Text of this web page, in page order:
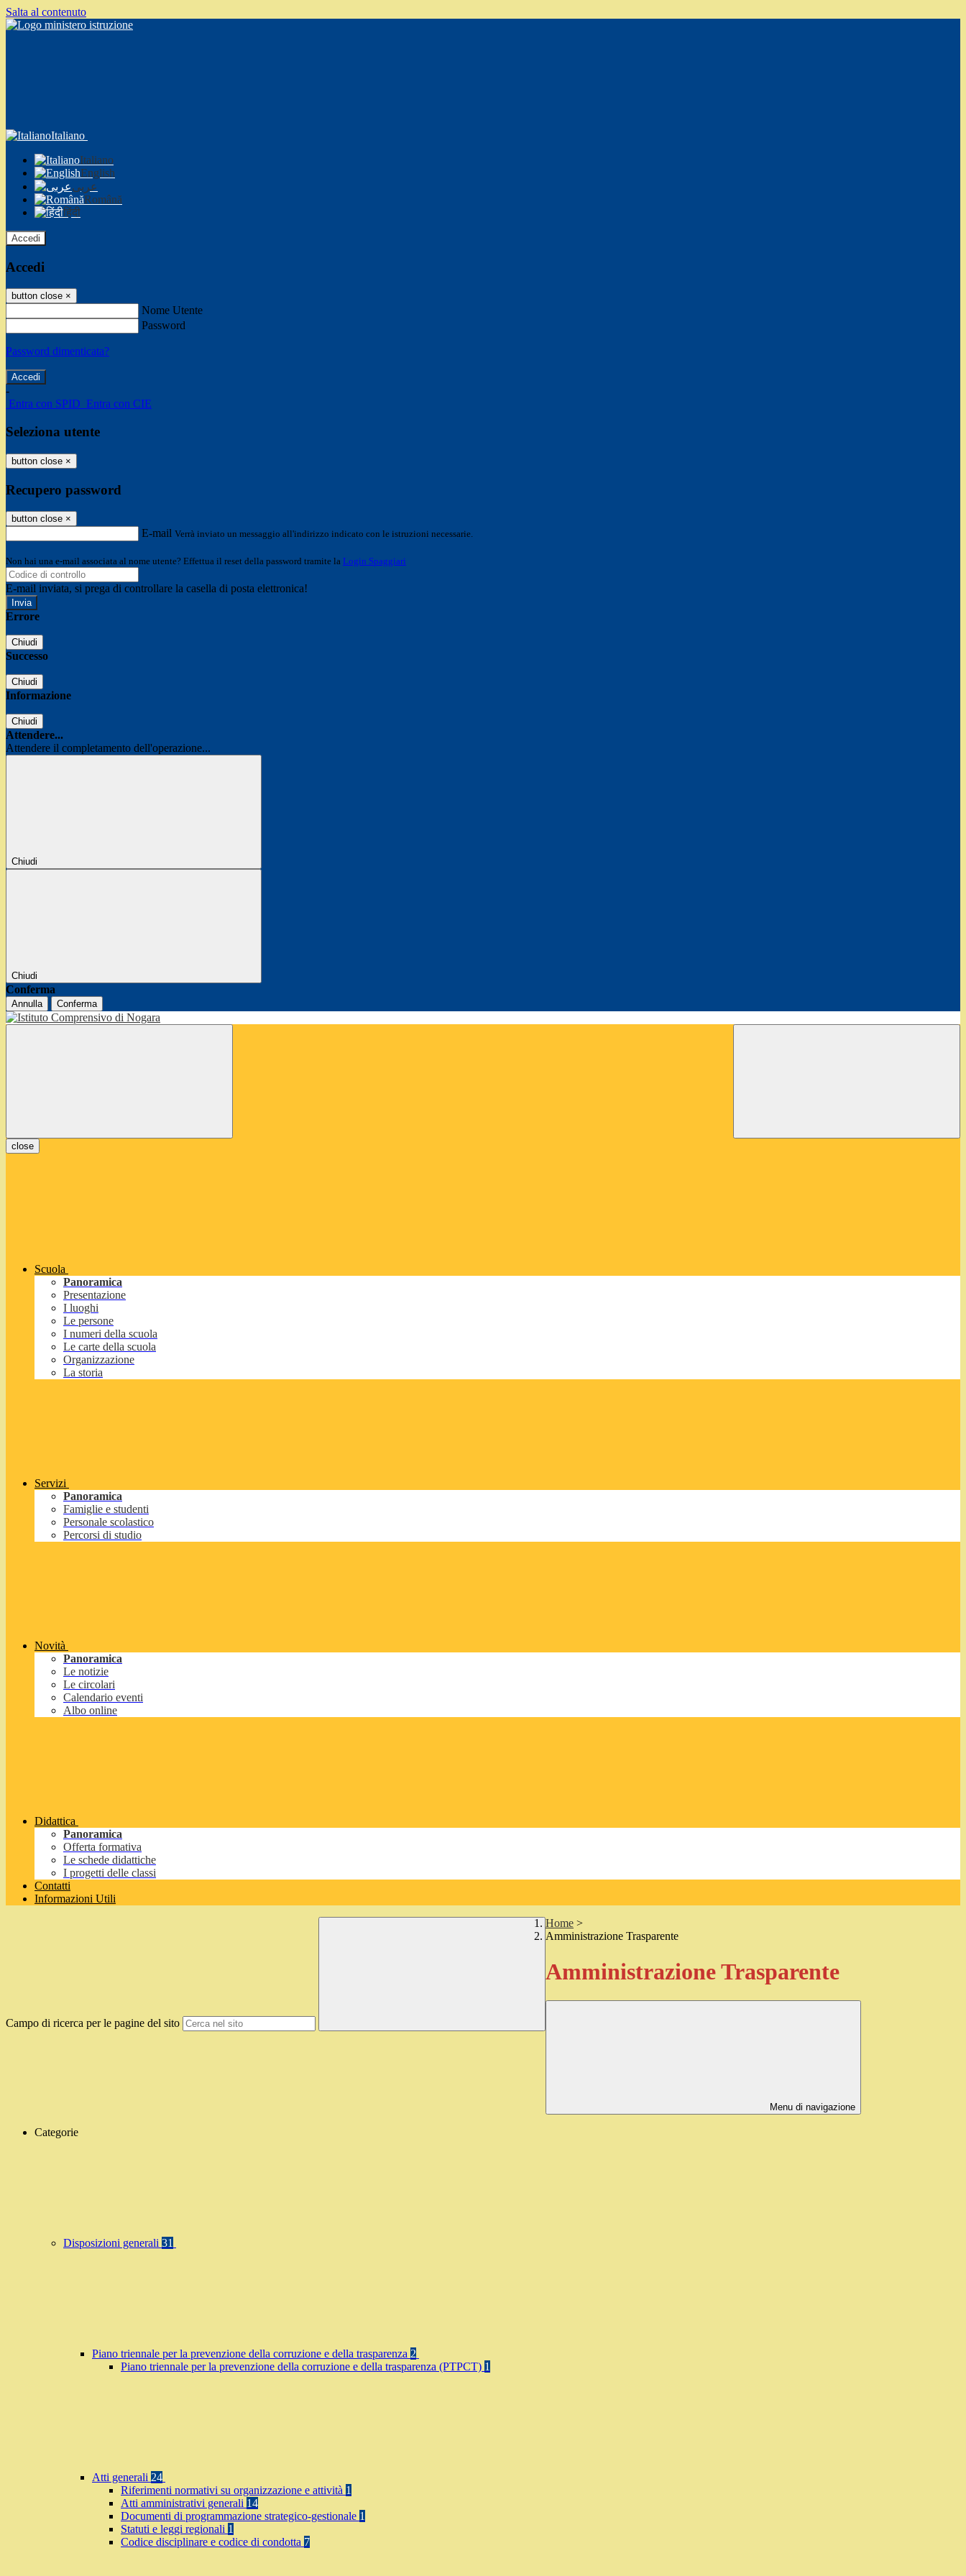
Salta al contenuto
Italiano
Italiano
English
عربى
Română
हिंदी
Accedi
Accedi
button close ×
Nome Utente
Password
Password dimenticata?
-
Entra con SPID Entra con CIE
Seleziona utente
button close ×
Recupero password
button close ×
E-mail Verrà inviato un messaggio all'indirizzo indicato con le istruzioni necessarie.
Non hai una e-mail associata al nome utente? Effettua il reset della password tramite la Login Spaggiari
E-mail inviata, si prega di controllare la casella di posta elettronica!
Errore
Chiudi
Successo
Chiudi
Informazione
Chiudi
Attendere...
Attendere il completamento dell'operazione...
Chiudi
Chiudi
Conferma
Annulla Conferma
close
Scuola
Panoramica
Presentazione
I luoghi
Le persone
I numeri della scuola
Le carte della scuola
Organizzazione
La storia
Servizi
Panoramica
Famiglie e studenti
Personale scolastico
Percorsi di studio
Novità
Panoramica
Le notizie
Le circolari
Calendario eventi
Albo online
Didattica
Panoramica
Offerta formativa
Le schede didattiche
I progetti delle classi
Contatti
Informazioni Utili
Campo di ricerca per le pagine del sito
Home >
Amministrazione Trasparente
Amministrazione Trasparente
Menu di navigazione
Categorie
Disposizioni generali 31
Piano triennale per la prevenzione della corruzione e della trasparenza 2
Piano triennale per la prevenzione della corruzione e della trasparenza (PTPCT) 1
Atti generali 24
Riferimenti normativi su organizzazione e attività 1
Atti amministrativi generali 14
Documenti di programmazione strategico-gestionale 1
Statuti e leggi regionali 1
Codice disciplinare e codice di condotta 7